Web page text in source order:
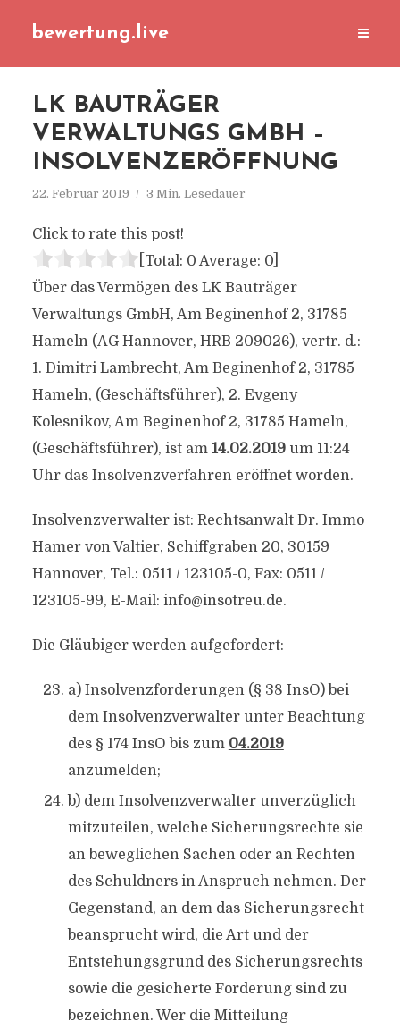
bewertung.live
LK BAUTRÄGER
VERWALTUNGS GMBH –
INSOLVENZERÖFFNUNG
22. Februar 2019 3 Min. Lesedauer
Click to rate this post!
[Total: 0 Average: 0]
Über das Vermögen des LK Bauträger
Verwaltungs GmbH, Am Beginenhof 2, 31785
Hameln (AG Hannover, HRB 209026), vertr. d.:
1. Dimitri Lambrecht, Am Beginenhof 2, 31785
Hameln, (Geschäftsführer), 2. Evgeny
Kolesnikov, Am Beginenhof 2, 31785 Hameln,
(Geschäftsführer), ist am 14.02.2019um 11:24
Uhr das Insolvenzverfahren eröffnet worden.
Insolvenzverwalter ist: Rechtsanwalt Dr. Immo
Hamer von Valtier, Schiffgraben 20, 30159
Hannover, Tel.: 0511 / 123105-0, Fax: 0511 /
123105-99, E-Mail: info@insotreu.de.
Die Gläubiger werden aufgefordert:
a) Insolvenzforderungen (§ 38 InsO) bei
dem Insolvenzverwalter unter Beachtung
des § 174 InsO bis zum 04.2019
anzumelden;
b) dem Insolvenzverwalter unverzüglich
mitzuteilen, welche Sicherungsrechte sie
an beweglichen Sachen oder an Rechten
des Schuldners in Anspruch nehmen. Der
Gegenstand, an dem das Sicherungsrecht
beansprucht wird, die Art und der
Entstehungsgrund des Sicherungsrechts
sowie die gesicherte Forderung sind zu
bezeichnen. Wer die Mitteilung